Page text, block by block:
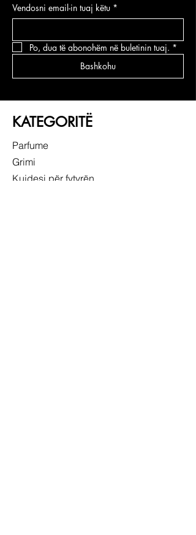
Vendosni email-in tuaj këtu *
Po, dua të abonohëm në buletinin tuaj. *
Bashkohu
KATEGORITË
Parfume
Grimi
Kujdesi për fytyrën